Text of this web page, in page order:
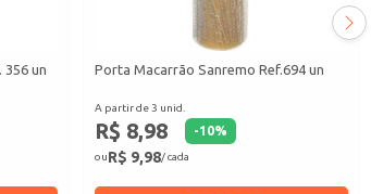
356 un Porta Macarrão Sanremo Ref.694 un
A partir de 3 unid.
R$ 8,98 -10%
ouR$ 9,98/ cada